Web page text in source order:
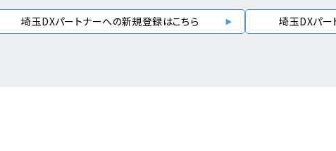
埼玉DXパートナーへの新規登録はこちら 埼玉DXパー